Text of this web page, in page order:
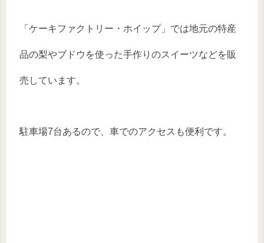
「ケーキファクトリー・ホイップ」では地元の特産
品の梨やブドウを使った手作りのスイーツなどを販
売しています。
駐車場7台あるので、車でのアクセスも便利です。